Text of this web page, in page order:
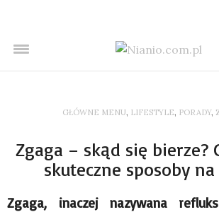
GŁÓWNE MENU, LIFESTYLE, PORADY,
Zgaga – skąd się bierze?
skuteczne sposoby na
Zgaga, inaczej nazywana